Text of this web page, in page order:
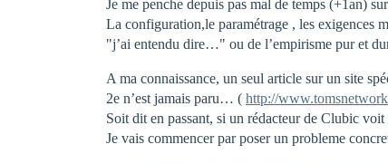
Je me penche depuis pas mal de temps (+1an)
La configuration,le paramétrage , les exigences
"j’ai entendu dire…" ou de l’empirisme pur et
A ma connaissance, un seul article sur un site
2e n’est jamais paru… ( http://
Soit dit en passant, si un rédacteur de Clubic
Je vais commencer par poser un probleme